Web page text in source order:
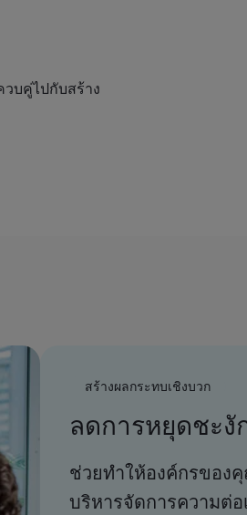
บคู่ไปกับสร้าง
สร้างผลกระทบเชิงบวก
ลดการหยุดชะ
ช่วยทำให้องค์กรของ
บริหารจัดการความต่อ